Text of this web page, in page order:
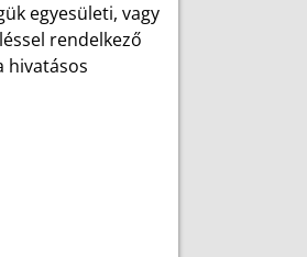
egyesületi, vagy
rendelkező
hivatásos